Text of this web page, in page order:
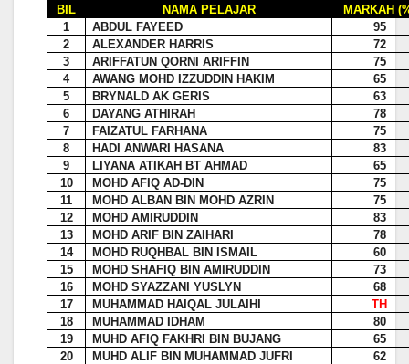
BIL NAMA PELAJAR
MARKAH
1
ABDUL FAYEED
95
2
ALEXANDER HARRIS
72
3
ARIFFATUN QORNI ARIFFIN
75
4
AWANG MOHD IZZUDDIN HAKIM
65
5
BRYNALD AK GERIS
63
6
DAYANG ATHIRAH
78
7
FAIZATUL FARHANA
75
8
HADI ANWARI HASANA
83
9
LIYANA ATIKAH BT AHMAD
65
10
MOHD AFIQ AD-DIN
75
11
MOHD ALBAN BIN MOHD AZRIN
75
12
MOHD AMIRUDDIN
83
13
MOHD ARIF BIN ZAIHARI
78
14
MOHD RUQHBAL BIN ISMAIL
60
15
MOHD SHAFIQ BIN AMIRUDDIN
73
16
MOHD SYAZZANI YUSLYN
68
17
MUHAMMAD HAIQAL JULAIHI
TH
18
MUHAMMAD IDHAM
80
19
MUHD AFIQ FAKHRI BIN BUJANG
65
20
MUHD ALIF BIN MUHAMMAD JUFRI
62